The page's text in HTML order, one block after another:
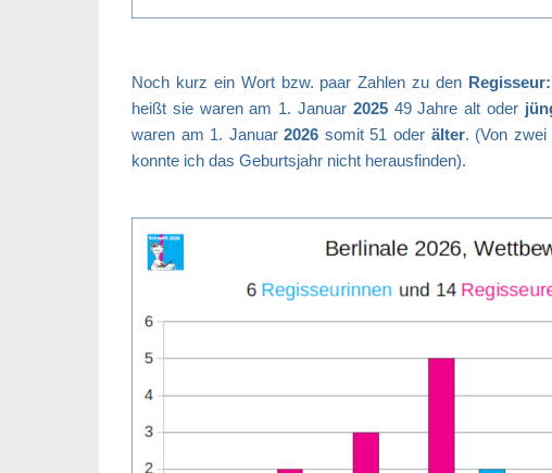
Noch kurz ein Wort bzw. paar Zahlen zu den
heißt sie waren am 1. Januar 202549 Jahre alt oder
waren am 1. Januar2026 somit 51 oder älter. (Von
konnte ich das Geburtsjahr nicht herausfinden).